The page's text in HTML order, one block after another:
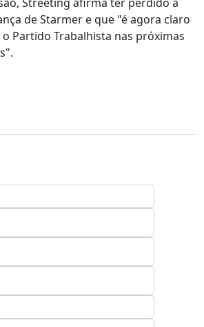
de Starmer e que "é agora claro
Partido Trabalhista nas próximas